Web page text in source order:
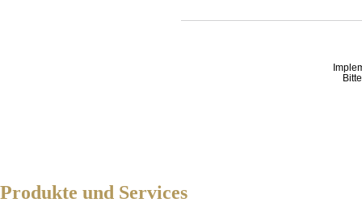
Produkte und Services